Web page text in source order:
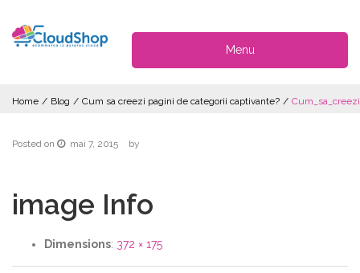
Menu
Home / Blog / Cum sa creezi pagini de categorii captivante? /
Posted on mai 7, 2015 by
image Info
Dimensions: 372 × 175